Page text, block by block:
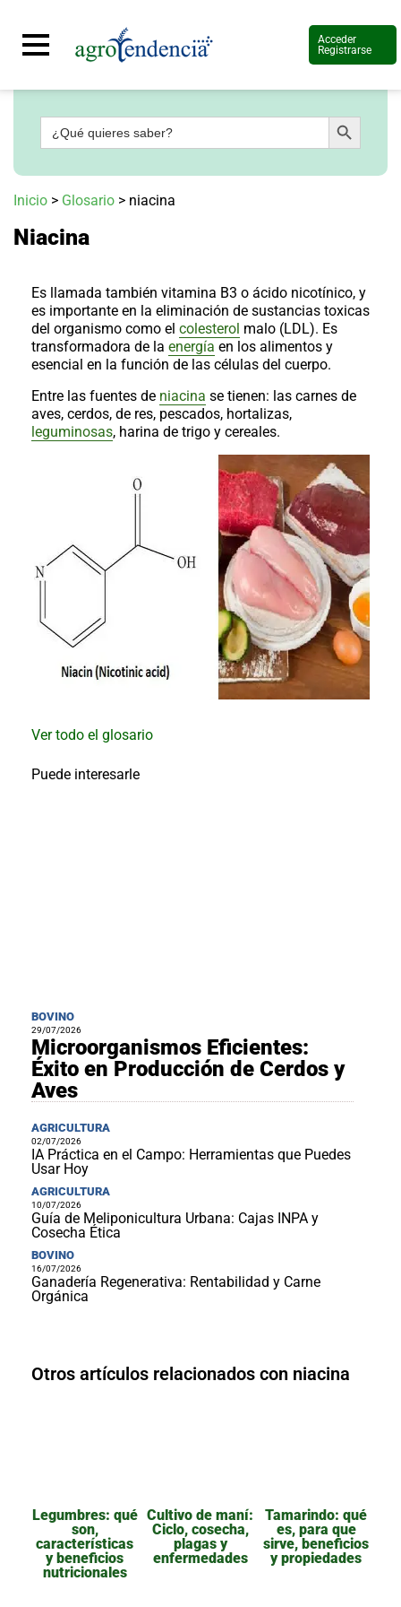
Acceder
Registrarse
Señal
en
más
Agrotendencia
Planes
Glosario
Agroshow
Regístrate
suscríbete
al
boletín
Contáctenos
Avicultura
Cultivos
Hidroponía
Pastos
Porcino
Cosecha
Buscar: Botón de búsqueda
Inicio > Glosario > niacina
Niacina
Es llamada también vitamina B3 o ácido nicotínico, y
es importante en la eliminación de sustancias toxicas
del organismo como el colesterol malo (LDL). Es
transformadora de la energía en los alimentos y
esencial en la función de las células del cuerpo.
Entre las fuentes de niacina se tienen: las carnes de
aves, cerdos, de res, pescados, hortalizas,
leguminosas, harina de trigo y cereales.
Ver todo el glosario
Puede interesarle
BOVINO
29/07/2026
Microorganismos Eficientes:
Éxito en Producción de Cerdos y
Aves
AGRICULTURA
02/07/2026
IA Práctica en el Campo: Herramientas que Puedes
Usar Hoy
AGRICULTURA
10/07/2026
Guía de Meliponicultura Urbana: Cajas INPA y
Cosecha Ética
BOVINO
16/07/2026
Ganadería Regenerativa: Rentabilidad y Carne
Orgánica
Otros artículos relacionados con niacina
Legumbres: qué
son,
características
y beneficios
nutricionales
Cultivo de maní:
Ciclo, cosecha,
plagas y
enfermedades
Tamarindo: qué
es, para que
sirve, beneficios
y propiedades